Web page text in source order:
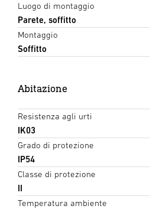
Luogo di montaggio
Parete, soffitto
Montaggio
Soffitto
Abitazione
Resistenza agli urti
IK03
Grado di protezione
IP54
Classe di protezione
II
Temperatura ambiente